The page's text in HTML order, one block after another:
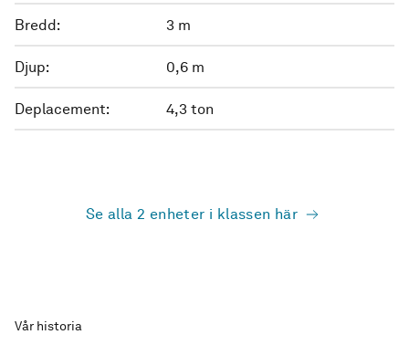
Bredd: 3 m
Djup: 0,6 m
Deplacement: 4,3 ton
Se alla 2 enheter i klassen här
Vår historia